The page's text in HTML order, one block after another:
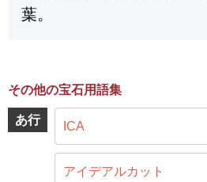
葉。
その他の宝石用語集
あ行 ICA
アイデアルカット